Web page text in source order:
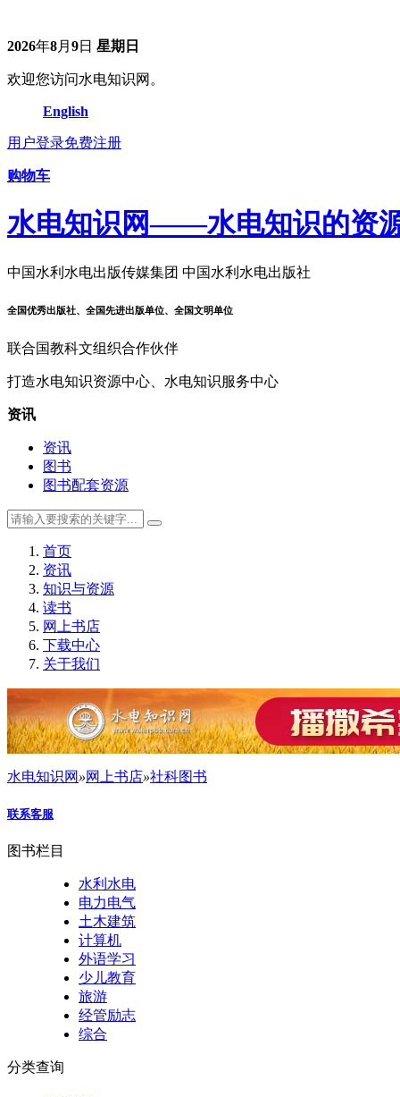
2026年8月 9日 星期日
欢迎您访问水电知识网。
English
用户登录免费注册
购物车
水电知识网——水电知识的资
中国水利水电出版传媒集团 中国水利水电出版社
全国优秀出版社、全国先进出版单位、全国文明单位
联合国教科文组织合作伙伴
打造水电知识资源中心、水电知识服务中心
资讯
资讯
图书
图书配套资源
首页
资讯
知识与资源
读书
网上书店
下载中心
关于我们
水电知识网 »网上书店»社科图书
联系客服
图书栏目
水利水电
电力电气
土木建筑
计算机
外语学习
少儿教育
旅游
经管励志
综合
分类查询